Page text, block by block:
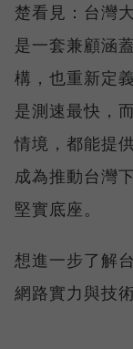
楚看見：台灣
是一套兼顧涵
構，也重新定
是測速最快，
情境，都能提
成為推動台灣
堅實底座。
想進一步了解
網路實力與技